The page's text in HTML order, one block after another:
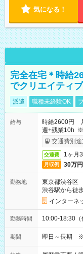
気になる！
完全在宅＊時給
でクリエイティ
派遣 職種未経験OK
給与
時給2600円
週+残業10h ※
受取りサービ
交通費別途
交通費 1ヶ月
月収例 30万
勤務地
東京都渋谷区
渋谷駅から徒
インターネ
勤務時間 10:00-18:30
期間 即日～長期 ※